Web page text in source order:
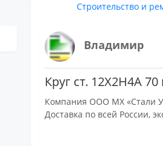
Строительство и
Владимир
Круг ст. 12Х2Н4А
Компания ООО МХ «Стали
Доставка по всей России,
-55%